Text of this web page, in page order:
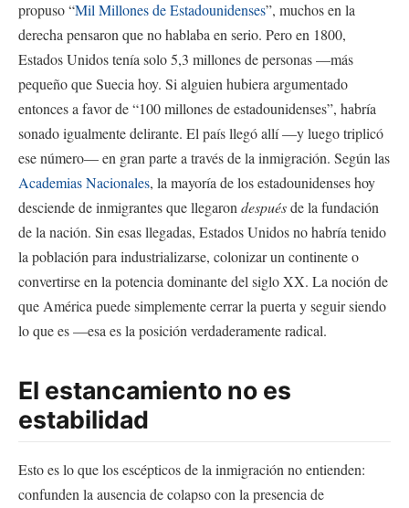
propuso “Mil Millones de Estadounidenses”, muchos en la
derecha pensaron que no hablaba en serio. Pero en 1800,
Estados Unidos tenía solo 5,3 millones de personas —más
pequeño que Suecia hoy. Si alguien hubiera argumentado
entonces a favor de “100 millones de estadounidenses”, habría
sonado igualmente delirante. El país llegó allí —y luego triplicó
ese número— en gran parte a través de la inmigración. Según las
Academias Nacionales, la mayoría de los estadounidenses hoy
desciende de inmigrantes que llegaron despuésde la fundación
de la nación. Sin esas llegadas, Estados Unidos no habría tenido
la población para industrializarse, colonizar un continente o
convertirse en la potencia dominante del siglo XX. La noción de
que América puede simplemente cerrar la puerta y seguir siendo
lo que es —esa es la posición verdaderamente radical.
El estancamiento no es
estabilidad
Esto es lo que los escépticos de la inmigración no entienden:
confunden la ausencia de colapso con la presencia de